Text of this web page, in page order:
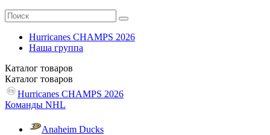
Hurricanes CHAMPS 2026
Наша группа
Каталог товаров
Каталог товаров
Hurricanes CHAMPS 2026
Команды NHL
Anaheim Ducks